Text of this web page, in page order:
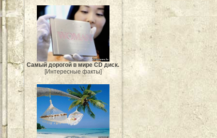
Самый дорогой в мире CD диск.
[Интересные факты]